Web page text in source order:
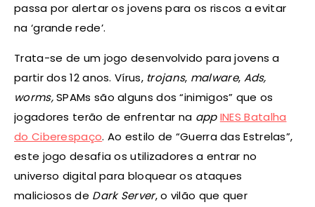
passa por alertar os jovens para os riscos a evitar
na ‘grande rede’.
Trata-se de um jogo desenvolvido para jovens a
partir dos 12 anos. Vírus, trojans, malware, Ads,
worms,SPAMs são alguns dos “inimigos” que os
jogadores terão de enfrentar na app INES Batalha
do Ciberespaço. Ao estilo de “Guerra das Estrelas”,
este jogo desafia os utilizadores a entrar no
universo digital para bloquear os ataques
maliciosos de Dark Server, o vilão que quer